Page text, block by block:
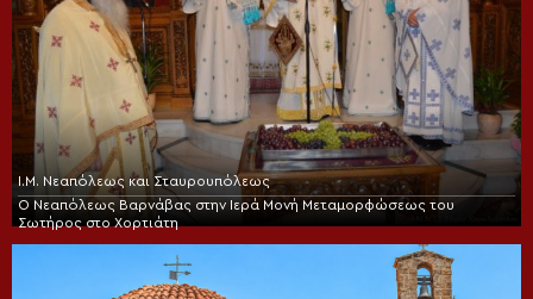
Ι.Μ. Νεαπόλεως και Σταυρουπόλεως
Ο Νεαπόλεως Βαρνάβας στην Ιερά Μονή Μεταμορφώσεως του
Σωτήρος στο Χορτιάτη